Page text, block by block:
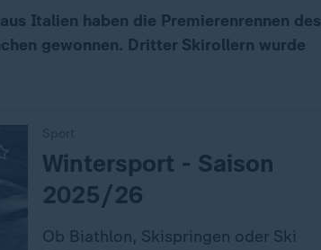
Italien haben die Premierenrennen des
gewonnen. Dritter Skirollern wurde
:
Wintersport - Saison
2025/26
Ob Biathlon, Skispringen oder Ski